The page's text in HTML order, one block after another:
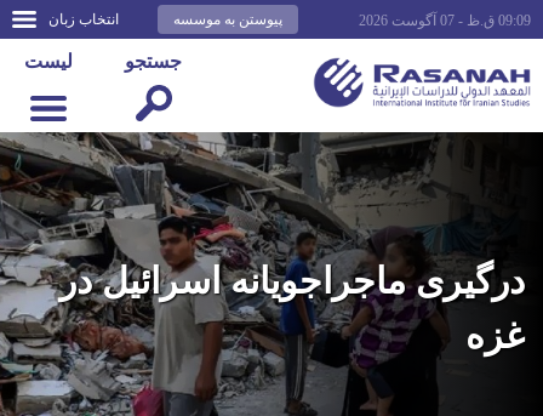
انتخاب زبان پیوستن به موسسه 09:09 ق.ظ - 07 آگوست 2026
لیست جستجو
درگیری ماجراجویانه اسرائیل در
غزه